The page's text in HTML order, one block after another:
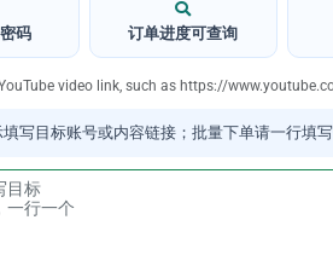
码 订单进度可查询
video link, such as https://
写目标账号或内容链接；批量下单请一行填写